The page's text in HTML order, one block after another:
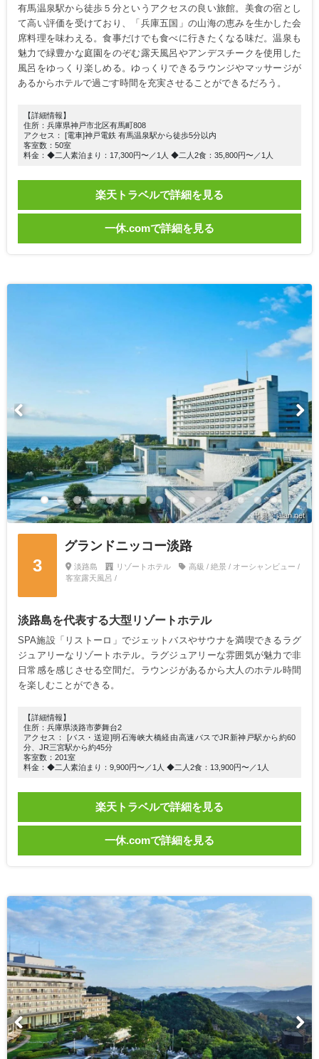
有馬温泉駅から徒歩５分というアクセスの良い旅館。美食の宿とし
て高い評価を受けており、「兵庫五国」の山海の恵みを生かした会
席料理を味わえる。食事だけでも食べに行きたくなる味だ。温泉も
魅力で緑豊かな庭園をのぞむ露天風呂やアンデスチークを使用した
風呂をゆっくり楽しめる。ゆっくりできるラウンジやマッサージが
あるからホテルで過ごす時間を充実させることができるだろう。
【詳細情報】
住所：兵庫県神戸市北区有馬町808
アクセス： [電車]神戸電鉄 有馬温泉駅から徒歩5分以内
客室数：50室
料金：◆二人素泊まり：17,300円〜／1人 ◆二人2食：35,800円〜／1人
楽天トラベルで詳細を見る
一休.comで詳細を見る
出典：jalan.net
3
グランドニッコー淡路
淡路島 リゾートホテル
高級 / 絶景 / オーシャンビュー /
客室露天風呂 /
淡路島を代表する大型リゾートホテル
SPA施設「リストーロ」でジェットバスやサウナを満喫できるラグ
ジュアリーなリゾートホテル。ラグジュアリーな雰囲気が魅力で非
日常感を感じさせる空間だ。ラウンジがあるから大人のホテル時間
を楽しむことができる。
【詳細情報】
住所：兵庫県淡路市夢舞台2
アクセス： [バス・送迎]明石海峡大橋経由高速バスでJR新神戸駅から約60
分、JR三宮駅から約45分
客室数：201室
料金：◆二人素泊まり：9,900円〜／1人 ◆二人2食：13,900円〜／1人
楽天トラベルで詳細を見る
一休.comで詳細を見る